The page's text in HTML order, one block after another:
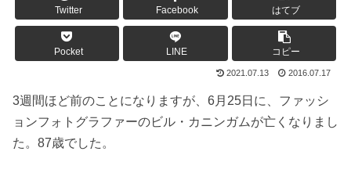
Twitter Facebook はてブ
Pocket LINE コピー
2021.07.13 2016.07.17
3週間ほど前のことになりますが、6月25日に、ファッシ
ョンフォトグラファーのビル・カニンガムが亡くなりまし
た。87歳でした。